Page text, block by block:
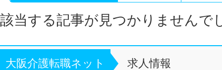
該当する記事が見つかりませんで
大阪介護転職ネット 求人情報